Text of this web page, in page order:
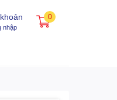
nhập
0